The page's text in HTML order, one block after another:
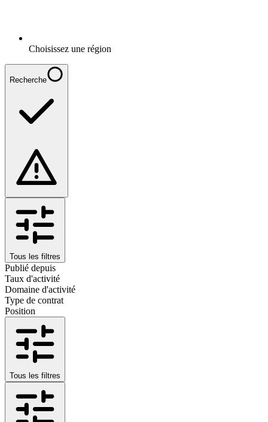
Choisissez une région
Recherche
Tous les filtres
Publié depuis
Taux d'activité
Domaine d'activité
Type de contrat
Position
Tous les filtres